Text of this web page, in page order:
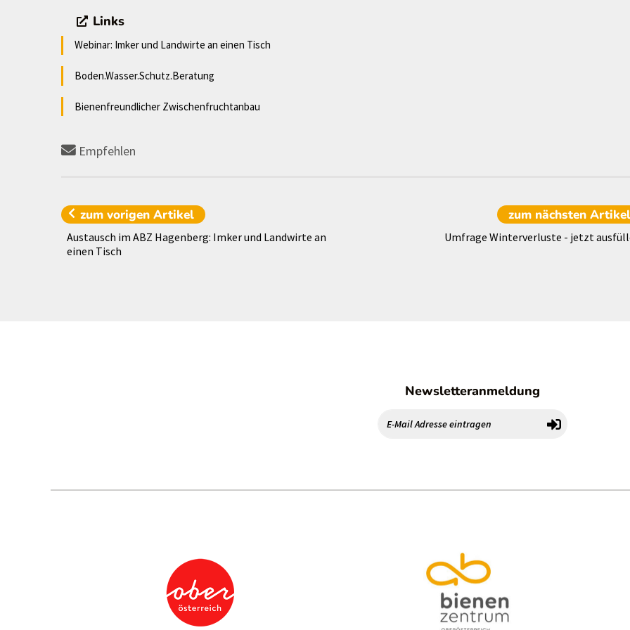
Links
Webinar: Imker und Landwirte an einen Tisch
Boden.Wasser.Schutz.Beratung
Bienenfreundlicher Zwischenfruchtanbau
Empfehlen
zum vorigenArtikel
Austausch im ABZ Hagenberg: Imker und Landwirte an
einen Tisch
zum nächsten Artikel
Umfrage Winterverluste - jetzt
Newsletteranmeldung